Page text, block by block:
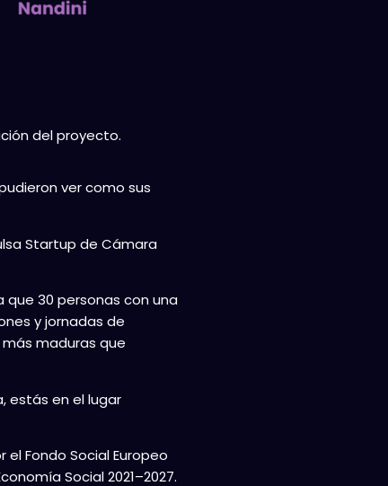
del proyecto.
ver como sus
Startup de Cámara
que 30 personas con una
y jornadas de
maduras que
estás en el lugar
Fondo Social Europeo
Social 2021–2027.